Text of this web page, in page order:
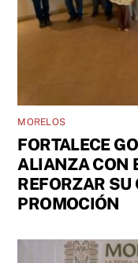
MORELOS
FORTALECE
ALIANZA CON
REFORZAR SU
PROMOCIÓN